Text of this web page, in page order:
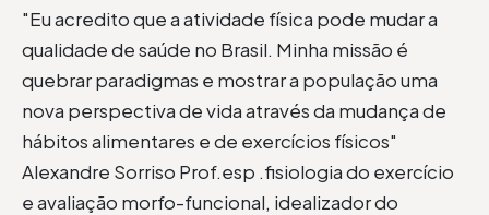
"Eu acredito que a atividade física pode mudar a
qualidade de saúde no Brasil. Minha missão é
quebrar paradigmas e mostrar a população uma
nova perspectiva de vida através da mudança de
hábitos alimentares e de exercícios físicos"
Alexandre Sorriso Prof.esp .fisiologia do exercício
e avaliação morfo-funcional, idealizador do